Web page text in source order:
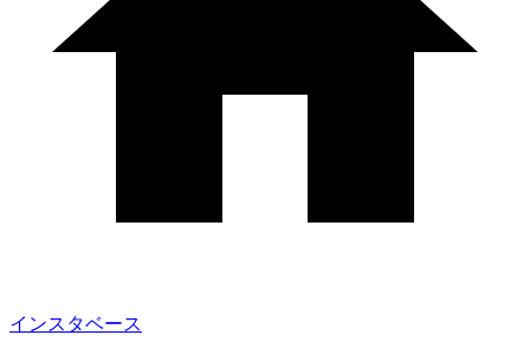
インスタベース